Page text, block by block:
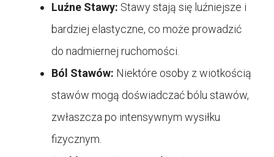
Luźne Stawy: Stawy stają się luźniejsze i
bardziej elastyczne, co może prowadzić
do nadmiernej ruchomości.
Ból Stawów: Niektóre osoby z wiotkością
stawów mogą doświadczać bólu stawów,
zwłaszcza po intensywnym wysiłku
fizycznym.